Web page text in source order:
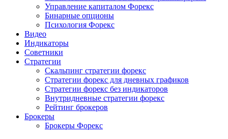
Управление капиталом Форекс
Бинарные опционы
Психология Форекс
Видео
Индикаторы
Советники
Стратегии
Скальпинг стратегии форекс
Стратегии форекс для дневных графиков
Стратегии форекс без индикаторов
Внутридневные стратегии форекс
Рейтинг брокеров
Брокеры
Брокеры Форекс